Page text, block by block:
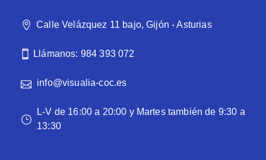
Calle Velázquez 11 bajo, Gijón - Asturias
Llámanos: 984 393 072
info@visualia-coc.es
L-V de 16:00 a 20:00 y Martes también de 9:30 a
13:30